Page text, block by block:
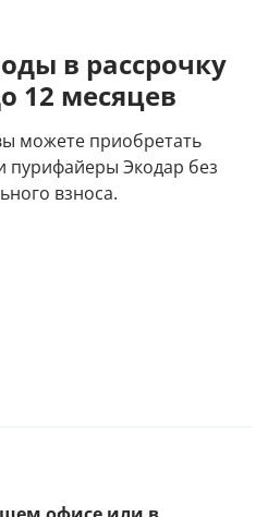
в рассрочку
12 месяцев
можете приобретать
пурифайеры Экодар без
взноса.